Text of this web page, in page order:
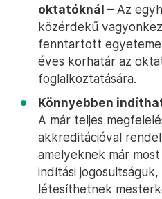
oktatóknál – Az
közérdekű
fenntartott
éves korhatár az
foglalkoztatására.
Könnyebben
A már teljes
akkreditációval
amelyeknek már
indítási
létesíthetnek